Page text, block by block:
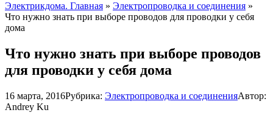
Электрикдома. Главная » Электропроводка и соединения »
Что нужно знать при выборе проводов для проводки у себя
дома
Что нужно знать при выборе проводов
для проводки у себя дома
16 марта, 2016Рубрика: Электропроводка и соединенияАвтор:
Andrey Ku